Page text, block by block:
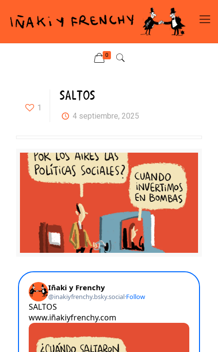
0
1
SALTOS
4 septiembre, 2025